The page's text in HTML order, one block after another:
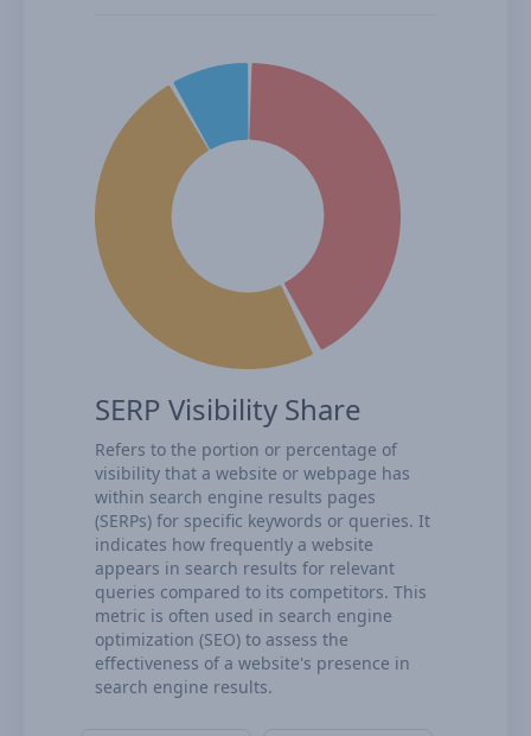
SERP Visibility Share
Refers to the portion or percentage of
visibility that a website or webpage has
within search engine results pages
(SERPs) for specific keywords or queries. It
indicates how frequently a website
appears in search results for relevant
queries compared to its competitors. This
metric is often used in search engine
optimization (SEO) to assess the
effectiveness of a website's presence in
search engine results.